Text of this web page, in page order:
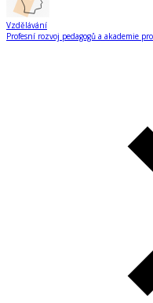
Vzdělávání
Profesní rozvoj pedagogů a akademie